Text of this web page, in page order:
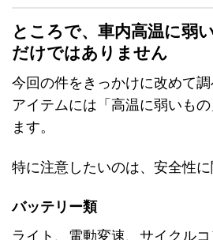
ところで、車内高温に弱
だけではありません
今回の件をきっかけに改めて
アイテムには「高温に弱いも
ます。
特に注意したいのは、安全性に
バッテリー類
ライト、電動変速、サイクル